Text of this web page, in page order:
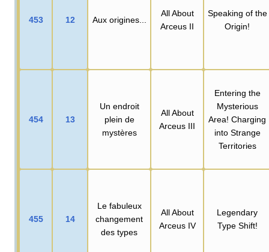
453 12 Aux origines...
All About
Arceus II
Speaking of the
Origin!
454 13
Un endroit
plein de
mystères
All About
Arceus III
Entering the
Mysterious
Area! Charging
into Strange
Territories
455 14
Le fabuleux
changement
des types
All About
Arceus IV
Legendary
Type Shift!